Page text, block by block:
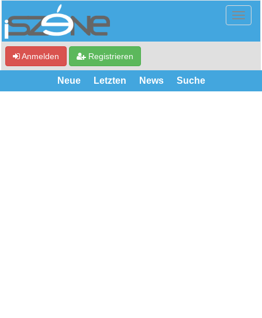
Anmelden Registrieren
Neue Letzten News Suche